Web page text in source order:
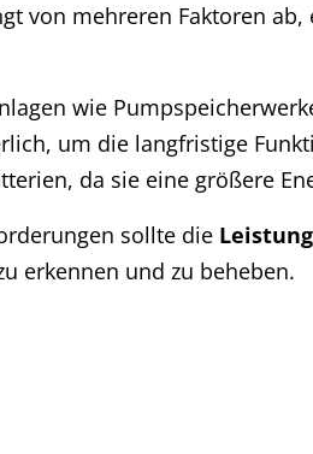
von mehreren Faktoren
wie
um die langfristige
da sie eine größere
sollte die
erkennen und zu beheben.